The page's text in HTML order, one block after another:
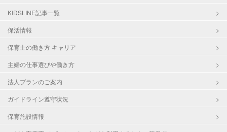
KIDSLINE記事一覧
保活情報
保育士の働き方 キャリア
主婦の仕事選びや働き方
法人プランのご案内
ガイドライン遵守状況
保育施設情報